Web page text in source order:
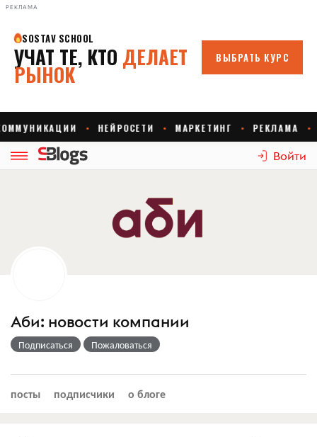
РЕКЛАМА
Войти
Аби: новости компании
Подписаться Пожаловаться
посты подписчики о блоге